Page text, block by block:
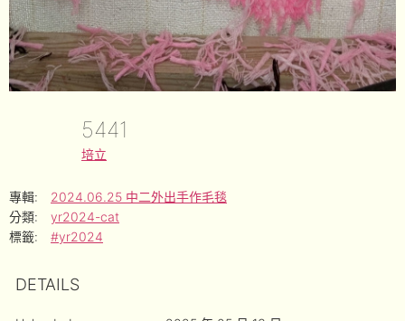
5441
培立
專輯:
2024.06.25 中二外出手作毛毯
分類:
yr2024-cat
標籤:
#yr2024
DETAILS